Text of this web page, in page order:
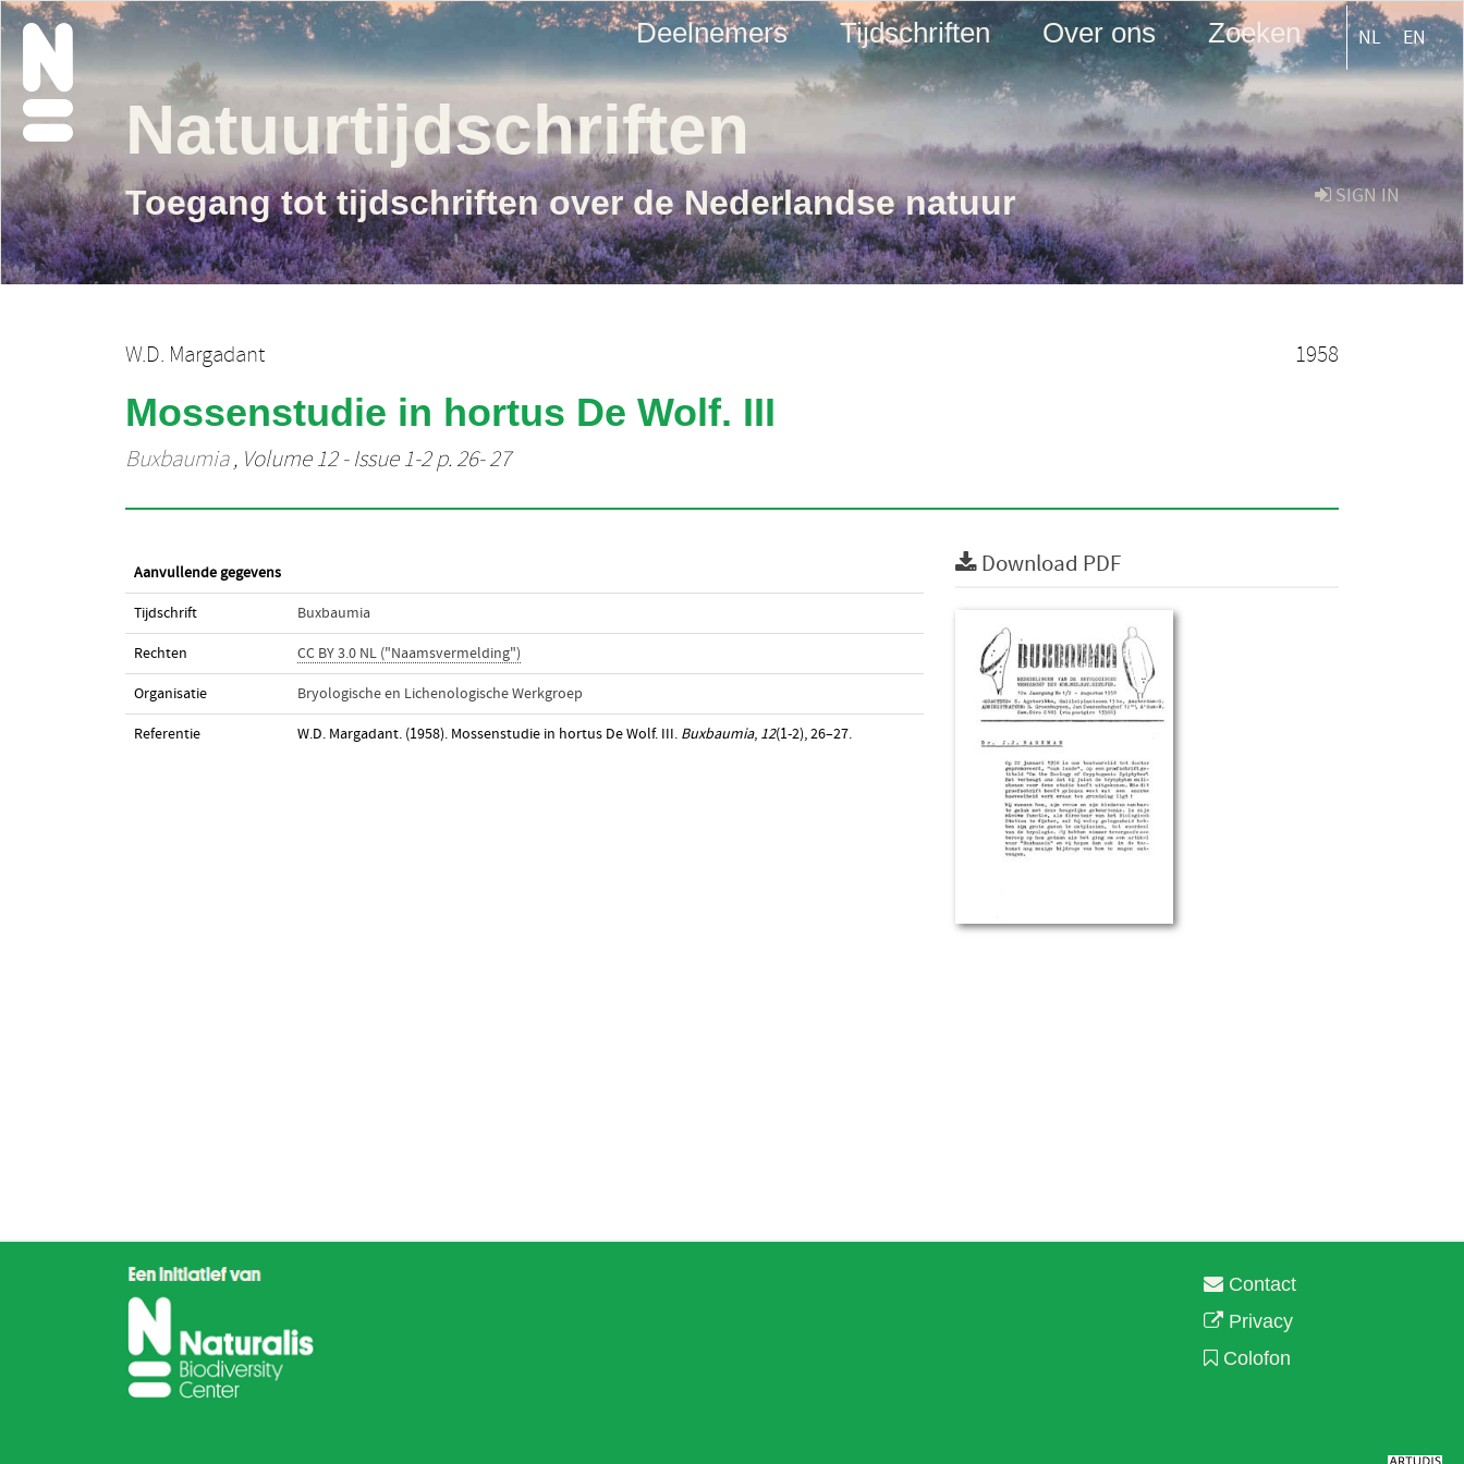
Deelnemers Tijdschriften Over ons Zoeken NL EN
SIGN IN
Natuurtijdschriften
Toegang tot tijdschriften over de Nederlandse natuur
W.D. Margadant 1958
Mossenstudie in hortus De Wolf. III
Buxbaumia, Volume 12 - Issue 1-2 p. 26- 27
Aanvullende gegevens
Tijdschrift Buxbaumia
Rechten CC BY 3.0 NL ("Naamsvermelding")
Organisatie Bryologische en Lichenologische Werkgroep
Referentie W.D. Margadant. (1958). Mossenstudie in hortus De Wolf. III. Buxbaumia, 12(1-2), 26–27.
Download PDF
Contact
Privacy
Colofon